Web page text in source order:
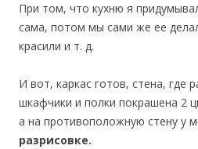
При том, что кухню я
сама, потом мы сами же ее
красили и т. д.
И вот, каркас готов, стена, где
шкафчики и полки покрашена 2
а на противоположную стену у
разрисовке.